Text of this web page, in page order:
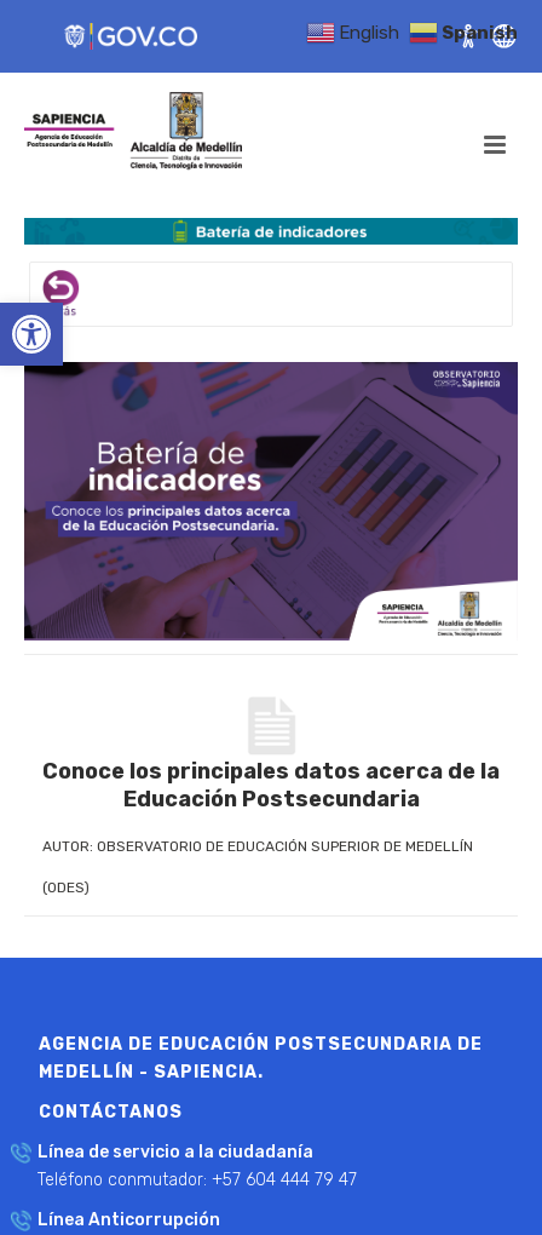
Open toolbar
Conoce los principales datos acerca de la
Educación Postsecundaria
AUTOR: OBSERVATORIO DE EDUCACIÓN SUPERIOR DE MEDELLÍN
(ODES)
AGENCIA DE EDUCACIÓN POSTSECUNDARIA DE
MEDELLÍN - SAPIENCIA.
CONTÁCTANOS
Línea de servicio a la ciudadanía
Teléfono conmutador: +57 604 444 79 47
Línea Anticorrupción
English Spanish